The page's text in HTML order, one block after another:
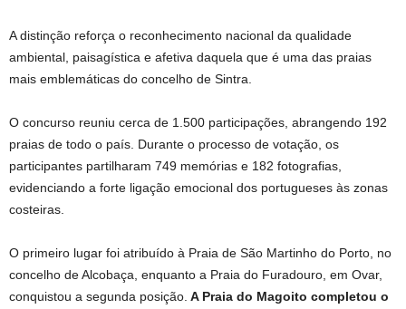
A distinção reforça o reconhecimento nacional da qualidade
ambiental, paisagística e afetiva daquela que é uma das praias
mais emblemáticas do concelho de Sintra.
O concurso reuniu cerca de 1.500 participações, abrangendo 192
praias de todo o país. Durante o processo de votação, os
participantes partilharam 749 memórias e 182 fotografias,
evidenciando a forte ligação emocional dos portugueses às zonas
costeiras.
O primeiro lugar foi atribuído à Praia de São Martinho do Porto, no
concelho de Alcobaça, enquanto a Praia do Furadouro, em Ovar,
conquistou a segunda posição. A Praia do Magoito completou o